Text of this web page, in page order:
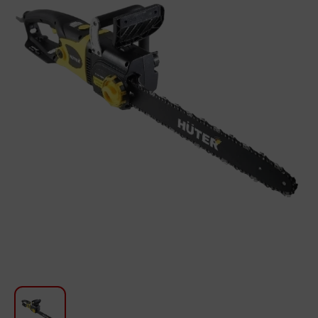
Խոհանոցի համար
Գեղեցկություն և խնամք
Ավտոմեքենաների աուդիոտեխնիկա
Տեքստիլ